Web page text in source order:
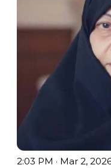
2:03 PM · Mar 2,